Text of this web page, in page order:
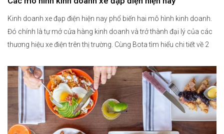
Kinh doanh xe đạp điện hiện nay phổ biến hai mô hình kinh doanh.
Đó chính là tự mở cửa hàng kinh doanh và trở thành đại lý của các
thương hiệu xe điện trên thị trường. Cùng Bota tìm hiểu chi tiết về 2